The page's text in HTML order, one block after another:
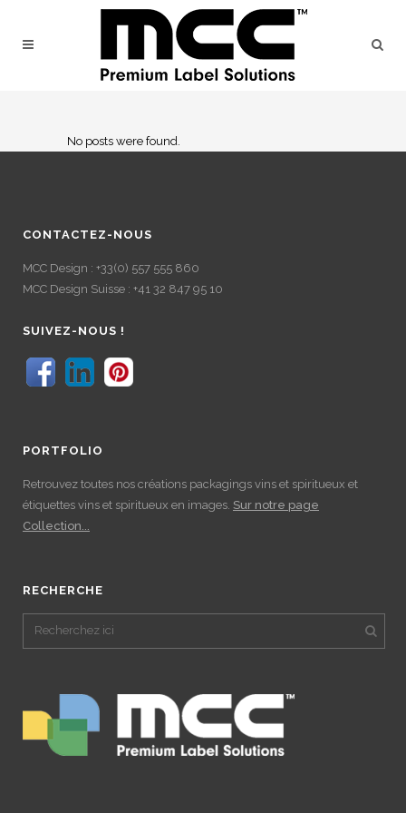
No posts were found.
CONTACTEZ-NOUS
MCC Design : +33(0) 557 555 860
MCC Design Suisse : +41 32 847 95 10
SUIVEZ-NOUS !
PORTFOLIO
Retrouvez toutes nos créations packagings vins et spiritueux et
étiquettes vins et spiritueux en images. Sur notre page
Collection...
RECHERCHE